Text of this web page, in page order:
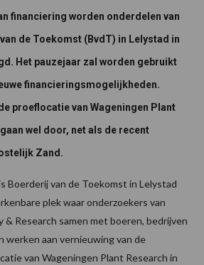
financiering worden onderdelen van
de Toekomst (BvdT) in Lelystad in
Het pauzejaar zal worden gebruikt
financieringsmogelijkheden.
proeflocatie van Wageningen Plant
wel door, net als de recent
Zand.
Boerderij van de Toekomst in Lelystad
plek waar onderzoekers van
Research samen met boeren, bedrijven
werken aan vernieuwing van de
van Wageningen Plant Research in